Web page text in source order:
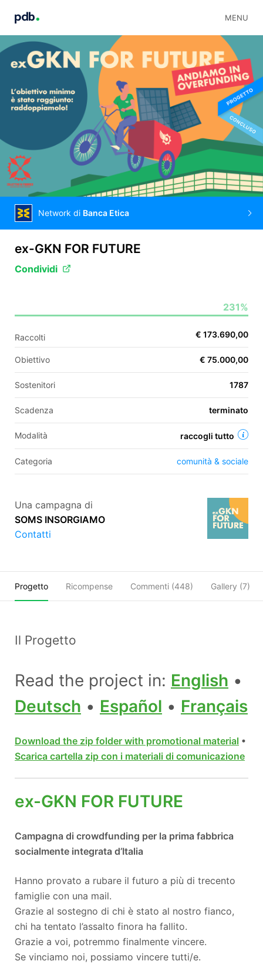
MENU
Network di Banca Etica
ex-GKN FOR FUTURE
Condividi
231%
Raccolti € 173.690,00
Obiettivo € 75.000,00
Sostenitori 1787
Scadenza terminato
Modalità raccogli tutto
Categoria comunità & sociale
Una campagna di
SOMS INSORGIAMO
Contatti
Progetto Ricompense Commenti (448) Gallery (7)
Il Progetto
Read the project in: English •
Deutsch • Español • Français
Download the zip folder with promotional material •
Scarica cartella zip con i materiali di comunicazione
ex-GKN FOR FUTURE
Campagna di crowdfunding per la prima fabbrica
socialmente integrata d’Italia
Hanno provato a rubare il futuro a più di trecento
famiglie con una mail.
Grazie al sostegno di chi è stato al nostro fianco,
chi ha tentato l’assalto finora ha fallito.
Grazie a voi, potremmo finalmente vincere.
Se vinciamo noi, possiamo vincere tutti/e.